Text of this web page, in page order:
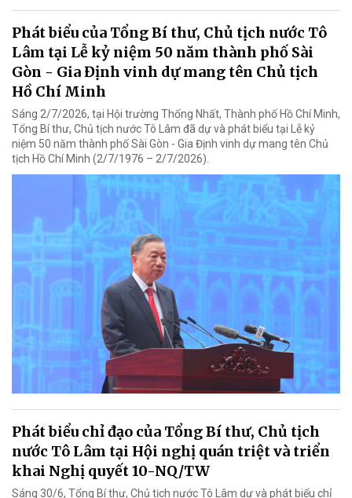
Phát biểu của Tổng Bí thư, Chủ tịch nước Tô
Lâm tại Lễ kỷ niệm 50 năm thành phố Sài
Gòn - Gia Định vinh dự mang tên Chủ tịch
Hồ Chí Minh
Sáng 2/7/2026, tại Hội trường Thống Nhất, Thành phố Hồ Chí Minh,
Tổng Bí thư, Chủ tịch nước Tô Lâm đã dự và phát biểu tại Lễ kỷ
niệm 50 năm thành phố Sài Gòn - Gia Định vinh dự mang tên Chủ
tịch Hồ Chí Minh (2/7/1976 – 2/7/2026).
Phát biểu chỉ đạo của Tổng Bí thư, Chủ tịch
nước Tô Lâm tại Hội nghị quán triệt và triển
khai Nghị quyết 10-NQ/TW
Sáng 30/6, Tổng Bí thư, Chủ tịch nước Tô Lâm dự và phát biểu chỉ